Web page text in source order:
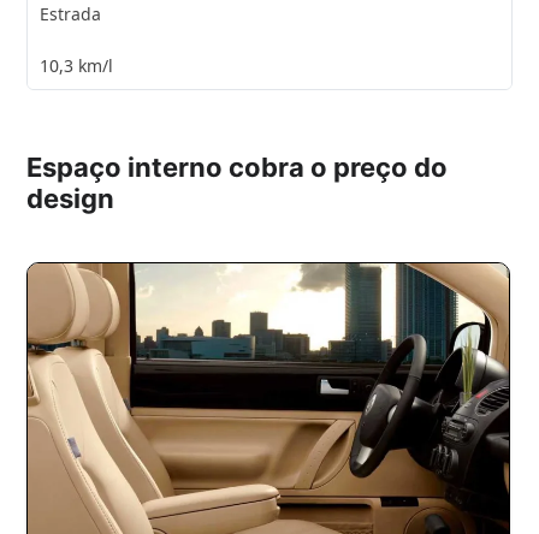
Estrada
10,3 km/l
Espaço interno cobra o preço do
design